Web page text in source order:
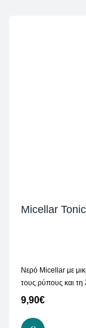
Micellar
Νερό Micellar με
τους ρύπους και τη
9,90€